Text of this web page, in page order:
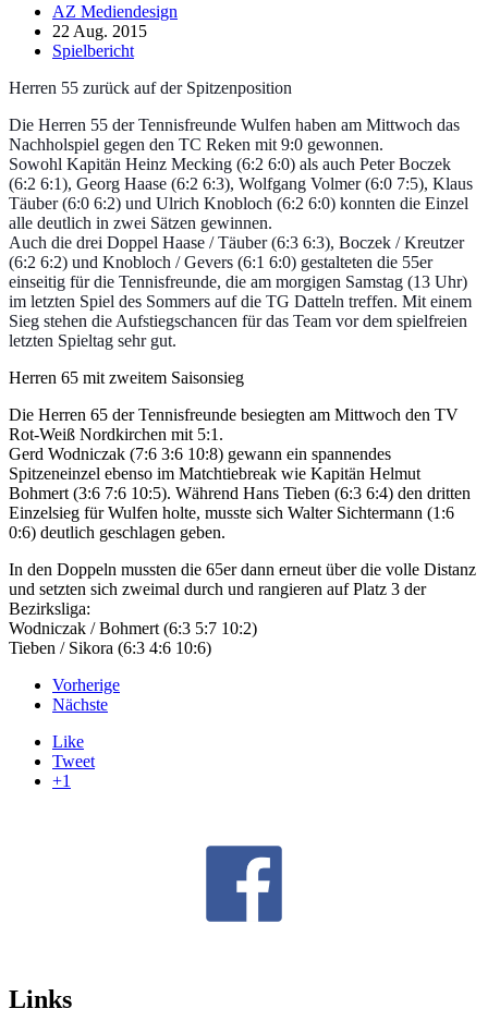
AZ Mediendesign
22 Aug. 2015
Spielbericht
Herren 55 zurück auf der Spitzenposition
Die Herren 55 der Tennisfreunde Wulfen haben am Mittwoch das
Nachholspiel gegen den TC Reken mit 9:0 gewonnen.
Sowohl Kapitän Heinz Mecking (6:2 6:0) als auch Peter Boczek
(6:2 6:1), Georg Haase (6:2 6:3), Wolfgang Volmer (6:0 7:5), Klaus
Täuber (6:0 6:2) und Ulrich Knobloch (6:2 6:0) konnten die Einzel
alle deutlich in zwei Sätzen gewinnen.
Auch die drei Doppel Haase / Täuber (6:3 6:3), Boczek / Kreutzer
(6:2 6:2) und Knobloch / Gevers (6:1 6:0) gestalteten die 55er
einseitig für die Tennisfreunde, die am morgigen Samstag (13 Uhr)
im letzten Spiel des Sommers auf die TG Datteln treffen. Mit einem
Sieg stehen die Aufstiegschancen für das Team vor dem spielfreien
letzten Spieltag sehr gut.
Herren 65 mit zweitem Saisonsieg
Die Herren 65 der Tennisfreunde besiegten am Mittwoch den TV
Rot-Weiß Nordkirchen mit 5:1.
Gerd Wodniczak (7:6 3:6 10:8) gewann ein spannendes
Spitzeneinzel ebenso im Matchtiebreak wie Kapitän Helmut
Bohmert (3:6 7:6 10:5). Während Hans Tieben (6:3 6:4) den dritten
Einzelsieg für Wulfen holte, musste sich Walter Sichtermann (1:6
0:6) deutlich geschlagen geben.
In den Doppeln mussten die 65er dann erneut über die volle Distanz
und setzten sich zweimal durch und rangieren auf Platz 3 der
Bezirksliga:
Wodniczak / Bohmert (6:3 5:7 10:2)
Tieben / Sikora (6:3 4:6 10:6)
Vorherige
Nächste
Like
Tweet
+1
Links